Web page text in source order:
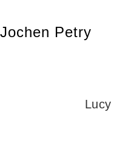
Jochen Petry